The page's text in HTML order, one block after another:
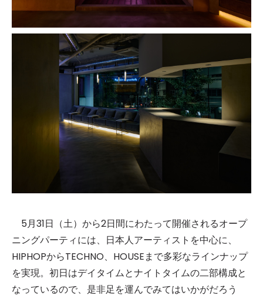
5月31日（土）から2日間にわたって開催されるオープ
ニングパーティには、日本人アーティストを中心に、
HIPHOPからTECHNO、HOUSEまで多彩なラインナップ
を実現。初日はデイタイムとナイトタイムの二部構成と
なっているので、是非足を運んでみてはいかがだろう